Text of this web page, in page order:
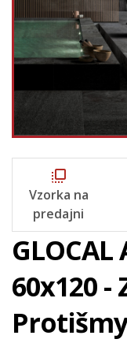
flip_to_front
Vzorka na
predajni
GLOCAL
60x120 -